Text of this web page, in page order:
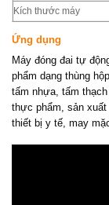
Kích thước máy
Ứng dụng
Máy đóng đai tự
phẩm dạng thùng
tấm nhựa, tấm
thực phẩm, sản
thiết bị y tế, may